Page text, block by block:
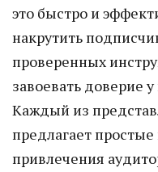
это быстро и
накрутить
проверенных
завоевать доверие
Каждый из
предлагает
привлечения